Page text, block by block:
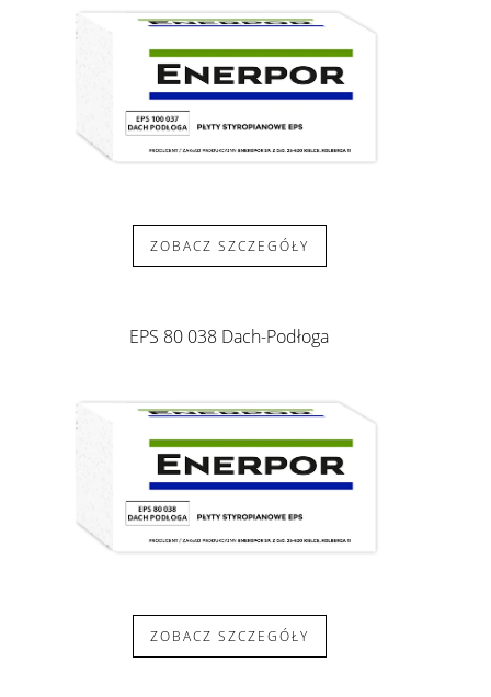
ZOBACZ SZCZEGÓŁY
EPS 80 038 Dach-Podłoga
ZOBACZ SZCZEGÓŁY